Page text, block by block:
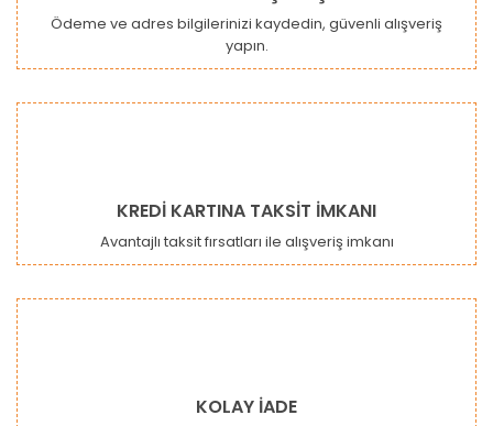
Gönder
Ödeme ve adres bilgilerinizi kaydedin, güvenli alışveriş
yapın.
KREDİ KARTINA TAKSİT İMKANI
Avantajlı taksit fırsatları ile alışveriş imkanı
KOLAY İADE